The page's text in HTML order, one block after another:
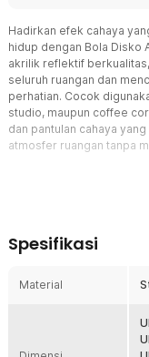
Hadirkan efek cahaya
hidup dengan Bola Disko
akrilik reflektif
seluruh ruangan dan
perhatian. Cocok
studio, maupun coffee
dan pantulan cahaya
atmosfer ruangan tanpa
memantulkan cahaya
Satu bola disko saja
menjadi lebih meriah
Tetap Estetik Meski
Selain berfungsi
Spesifikasi
Material